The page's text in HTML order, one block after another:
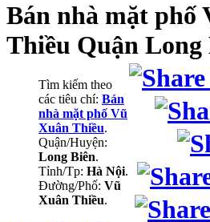
Bán nhà mặt phố
Thiều Quận Long
Tìm kiếm theo
các tiêu chí: Bán
nhà mặt phố Vũ
Xuân Thiều.
Quận/Huyện:
Long Biên.
Tỉnh/Tp: Hà Nội.
Đường/Phố: Vũ
Xuân Thiều.